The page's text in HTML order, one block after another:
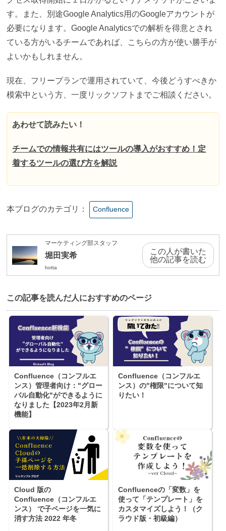
す。また、別途Google Analytics用のGoogleアカウントが
必要になります。Google Analyticsでの解析を得意とされ
ている方がいるチームであれば、こちらの方が使い勝手が
よいかもしれません。
現在、フリープランで運用されていて、今後どうすべきか
模索中という方、一度リックソフトまでご相談ください。
あわせて読みたい！
チームでの情報共有にはツールの導入がおすすめ！定
着するツールの選び方を解説
本ブログのカテゴリ： Confluence
マーケティング部スタッフ
堀田実希
hotta
この人が書いた
他の記事を読む
この記事を読んだ⼈におすすめのページ
Confluence（コンフルエ
ンス）管理者向け："グロー
バル自動化"ができるように
なりました【2023年2月新
機能】
Confluence（コンフルエ
ンス）の"権限"について知
りたい！
Cloud 版の
Confluence（コンフルエ
ンス） で子ページを一気に
消す方法 2022 年冬
Confluenceの「変数」を
使って「テンプレート」を
カスタマイズしよう！（ク
ラウド版・初級編）